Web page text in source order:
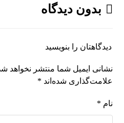
بدون دیدگاه
دیدگاهتان را بنویسید
نشانی ایمیل شما منتشر نخواهد
علامت‌گذاری شده‌اند *
نام *